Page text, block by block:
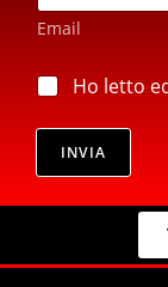
a
i
*
Email
*
p
i
a
Ho letto
INVIA